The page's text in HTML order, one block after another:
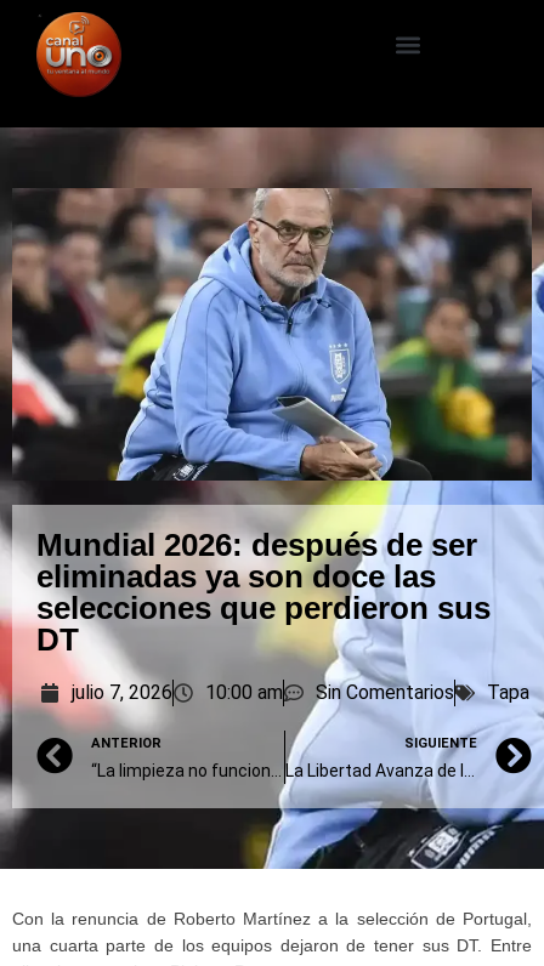
Mundial 2026: después de ser
eliminadas ya son doce las
selecciones que perdieron sus
DT
julio 7, 2026 10:00 am Sin Comentarios Tapa
ANTERIOR SIGUIENTE
Con la renuncia de Roberto Martínez a la selección de Portugal,
una cuarta parte de los equipos dejaron de tener sus DT. Entre